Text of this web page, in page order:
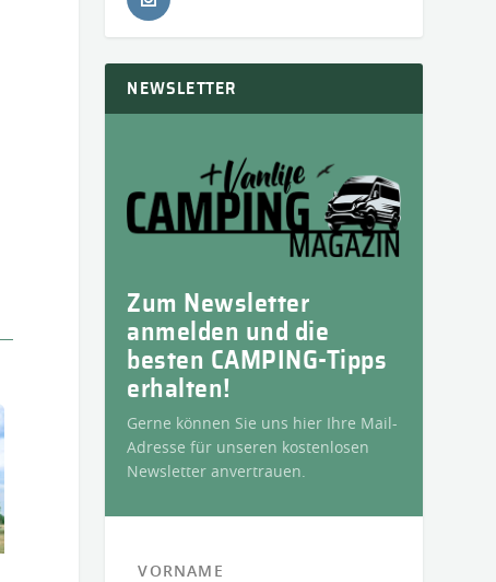
NEWSLETTER
Zum Newsletter
anmelden und die
besten CAMPING-Tipps
erhalten!
Gerne können Sie uns hier Ihre Mail-
Adresse für unseren kostenlosen
Newsletter anvertrauen.